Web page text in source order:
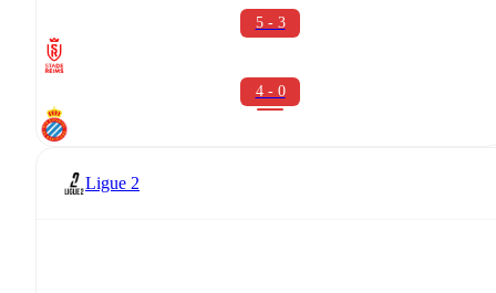
5 - 3
4 - 0
Ligue 2